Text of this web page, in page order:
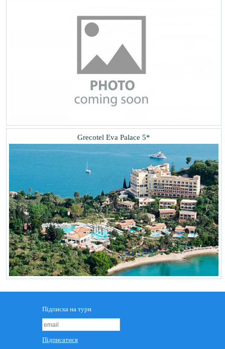
Grecotel Eva Palace 5*